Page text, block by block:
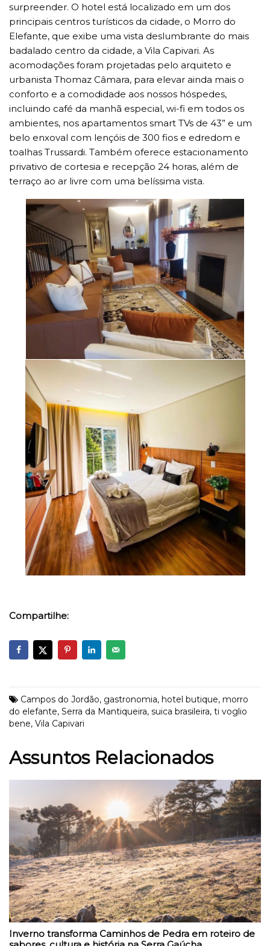
surpreender. O hotel está localizado em um dos
principais centros turísticos da cidade, o Morro do
Elefante, que exibe uma vista deslumbrante do mais
badalado centro da cidade, a Vila Capivari. As
acomodações foram projetadas pelo arquiteto e
urbanista Thomaz Câmara, para elevar ainda mais o
conforto e a comodidade aos nossos hóspedes,
incluindo café da manhã especial, wi-fi em todos os
ambientes, nos apartamentos smart TVs de 43” e um
belo enxoval com lençóis de 300 fios e edredom e
toalhas Trussardi. Também oferece estacionamento
privativo de cortesia e recepção 24 horas, além de
terraço ao ar livre com uma belíssima vista.
Compartilhe:
Campos do Jordão, gastronomia, hotel butique, morro
do elefante, Serra da Mantiqueira, suica brasileira, ti voglio
bene, Vila Capivari
Assuntos Relacionados
Inverno transforma Caminhos de Pedra em roteiro de